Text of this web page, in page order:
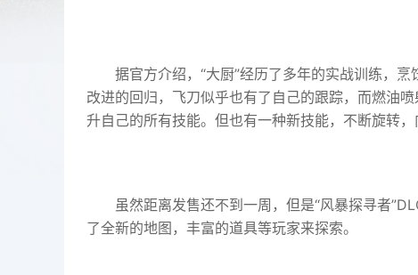
据官方介绍，“大厨”经历了多年的实战训练，
改进的回归，飞刀似乎也有了自己的跟踪，而燃油
升自己的所有技能。但也有一种新技能，不断旋转，
虽然距离发售还不到一周，但是“风暴探寻者
了全新的地图，丰富的道具等玩家来探索。